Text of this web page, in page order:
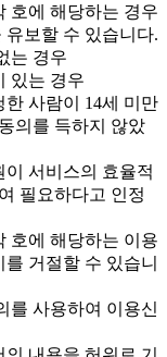
호에 해당하는 경우
보할 수 있습니다.
는 경우
있는 경우
사람이 14세 미만
의를 득하지 않았
이 서비스의 효율적
필요하다고 인정
호에 해당하는 이용
거절할 수 있습니
를 사용하여 이용신